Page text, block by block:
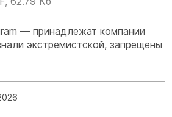
— принадлежат компании
экстремистской, запрещены